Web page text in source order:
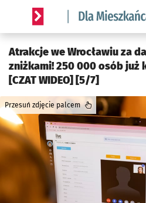
Serwis informacyjny wroclaw.pl
Atrakcje we Wrocławiu za
zniżkami! 250 000 osób już
[CZAT WIDEO] [5/7]
Przesuń zdjęcie palcem